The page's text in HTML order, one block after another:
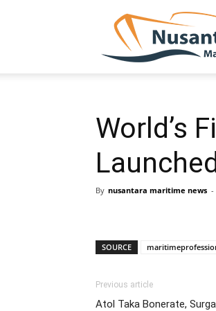
World’s
Launched
By nusantara maritime news -
SOURCE
Previous article
Atol Taka Bonerate,